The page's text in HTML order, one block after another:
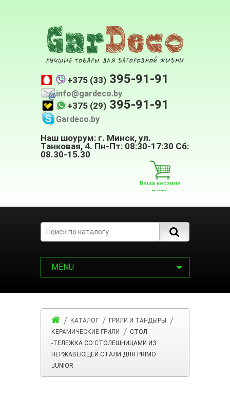
+375 (33) 395-91-91
info@gardeco.by
+375 (29) 395-91-91
Gardeco.by
Наш шоурум: г. Минск, ул.
Танковая, 4. Пн-Пт: 08:30-17:30 Сб:
08.30-15.30
Ваша корзина
пуста.
MENU
КАТАЛОГ
ГРИЛИ И ТАНДЫРЫ
КЕРАМИЧЕСКИЕ ГРИЛИ
СТОЛ
-ТЕЛЕЖКА СО СТОЛЕШНИЦАМИ ИЗ
НЕРЖАВЕЮЩЕЙ СТАЛИ ДЛЯ PRIMO
JUNIOR